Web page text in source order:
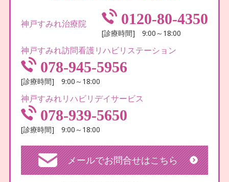
神戸すみれ治療院 0120-80-4350
[診療時間] 9:00～18:00
神戸すみれ訪問看護リハビリステーション
078-945-5956
[診療時間] 9:00～18:00
神戸すみれリハビリデイサービス
078-939-5650
[診療時間] 9:00～18:00
メールでお問合せはこちら